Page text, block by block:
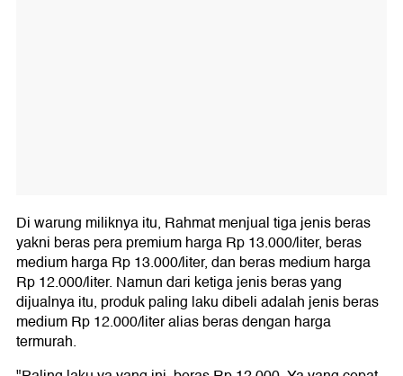
Di warung miliknya itu, Rahmat menjual tiga jenis beras
yakni beras pera premium harga Rp 13.000/liter, beras
medium harga Rp 13.000/liter, dan beras medium harga
Rp 12.000/liter. Namun dari ketiga jenis beras yang
dijualnya itu, produk paling laku dibeli adalah jenis beras
medium Rp 12.000/liter alias beras dengan harga
termurah.